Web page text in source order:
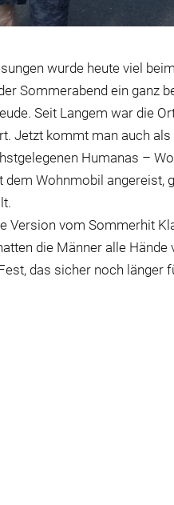
wurde heute viel
Sommerabend ein ganz
Seit Langem war die
Jetzt kommt man auch
Humanas –
dem Wohnmobil
Version vom Sommerhit
die Männer alle Hände
das sicher noch